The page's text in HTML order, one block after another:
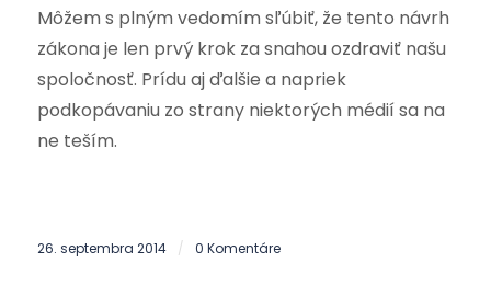
Môžem s plným vedomím sľúbiť, že tento návrh
zákona je len prvý krok za snahou ozdraviť našu
spoločnosť. Prídu aj ďalšie a napriek
podkopávaniu zo strany niektorých médií sa na
ne teším.
26. septembra 2014 / 0 Komentáre